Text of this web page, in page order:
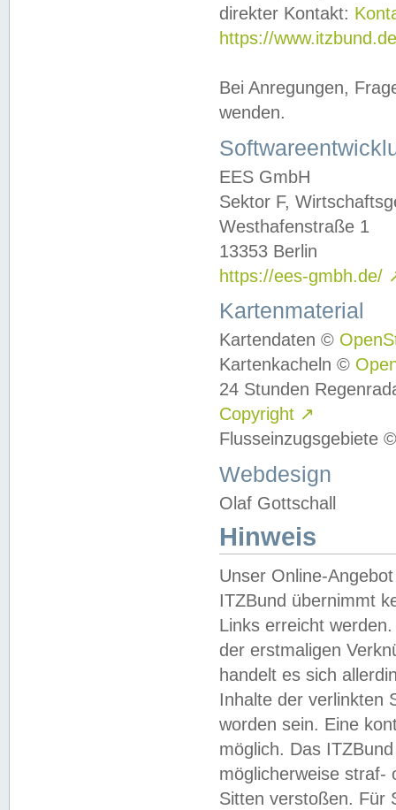
direkter Kontakt:
https://
Bei Anregungen,
wenden.
EES GmbH
Sektor F,
Westhafenstraße 1
13353 Berlin
https://ees-gmbh.de/
Kartenmaterial
Kartendaten ©
Kartenkacheln ©
24 Stunden
Copyright ↗
Flusseinzugsgebiete
Webdesign
Olaf Gottschall
Hinweis
Unser Online-
ITZBund übernimmt
Links erreicht
der erstmaligen
handelt es sich
Inhalte der verlinkten
worden sein. Eine
möglich. Das
möglicherweise straf-
Sitten verstoßen. Für